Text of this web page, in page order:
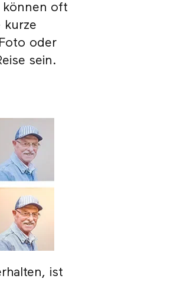
können oft
kurze
oder
sein.
ist